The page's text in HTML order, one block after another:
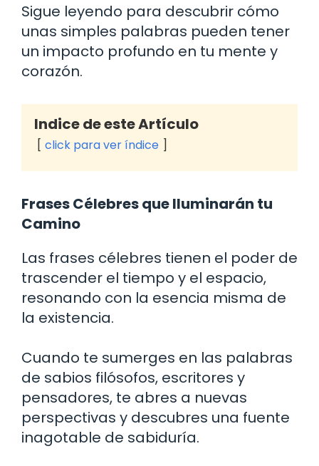
Sigue leyendo para descubrir cómo
unas simples palabras pueden tener
un impacto profundo en tu mente y
corazón.
Indice de este Artículo
click para ver índice
Frases Célebres que Iluminarán tu
Camino
Las frases célebres tienen el poder de
trascender el tiempo y el espacio,
resonando con la esencia misma de
la existencia.
Cuando te sumerges en las palabras
de sabios filósofos, escritores y
pensadores, te abres a nuevas
perspectivas y descubres una fuente
inagotable de sabiduría.